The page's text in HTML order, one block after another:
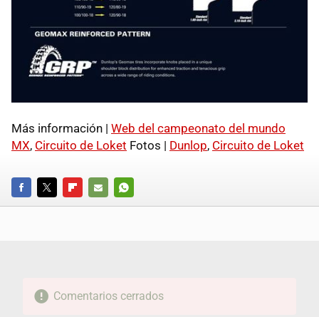
Más información | Web del campeonato del mundo
MX, Circuito de Loket Fotos | Dunlop, Circuito de Loket
FACEBOOKTWITTERFLIPBOARD
E-
WHATSAPP
Comentarios cerrados